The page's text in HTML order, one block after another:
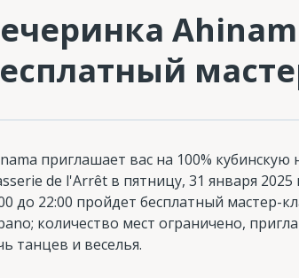
приглашает вас на 100% кубинскую
de l'Arrêt в пятницу, 31 января 2025
до 22:00 пройдет бесплатный мастер-
количество мест ограничено,
танцев и веселья.